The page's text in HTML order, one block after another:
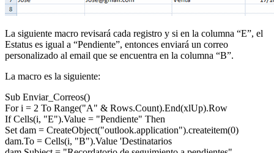
La siguiente macro revisará cada registro y si en la columna “E”, el
Estatus es igual a “Pendiente”, entonces enviará un correo
personalizado al email que se encuentra en la columna “B”.
La macro es la siguiente:
Sub Enviar_Correos()
For i = 2 To Range("A" & Rows.Count).End(xlUp).Row
If Cells(i, "E").Value = "Pendiente" Then
Set dam = CreateObject("outlook.application").createitem(0)
dam.To = Cells(i, "B").Value 'Destinatarios